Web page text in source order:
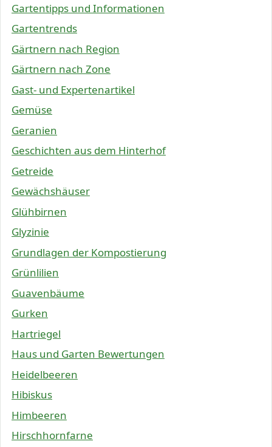
Gartentipps und Informationen
Gartentrends
Gärtnern nach Region
Gärtnern nach Zone
Gast- und Expertenartikel
Gemüse
Geranien
Geschichten aus dem Hinterhof
Getreide
Gewächshäuser
Glühbirnen
Glyzinie
Grundlagen der Kompostierung
Grünlilien
Guavenbäume
Gurken
Hartriegel
Haus und Garten Bewertungen
Heidelbeeren
Hibiskus
Himbeeren
Hirschhornfarne